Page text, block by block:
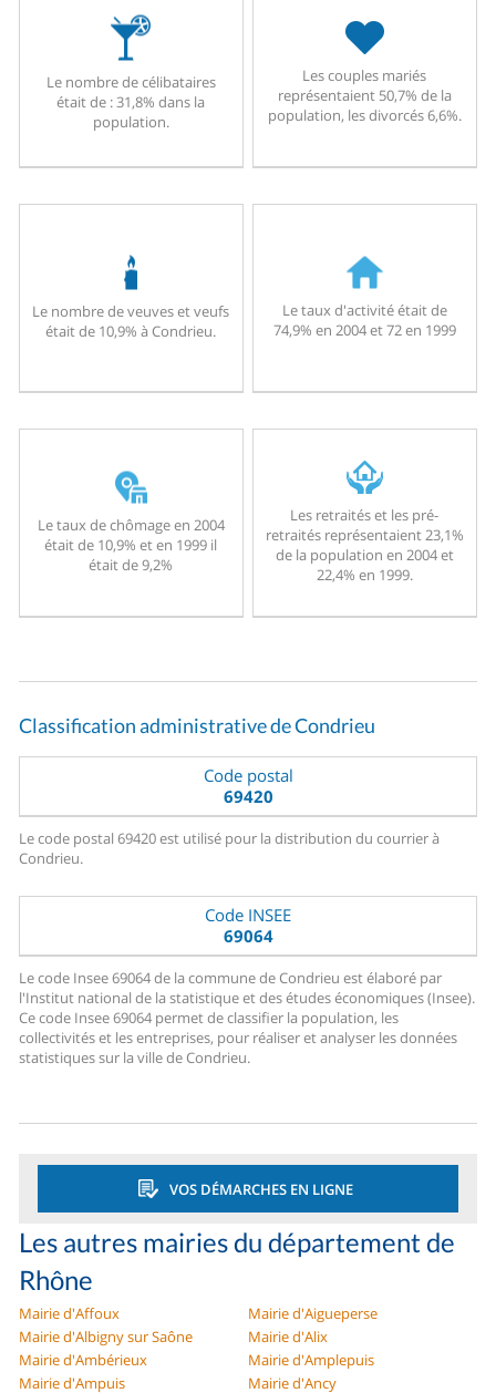
Le nombre de célibataires
était de : 31,8% dans la
population.
Les couples mariés
représentaient 50,7% de la
population, les divorcés 6,6%.
Le nombre de veuves et veufs
était de 10,9% à Condrieu.
Le taux d'activité était de
74,9% en 2004 et 72 en 1999
Le taux de chômage en 2004
était de 10,9% et en 1999 il
était de 9,2%
Les retraités et les pré-
retraités représentaient 23,1%
de la population en 2004 et
22,4% en 1999.
Classification administrative de Condrieu
Code postal
69420
Le code postal 69420 est utilisé pour la distribution du courrier à
Condrieu.
Code INSEE
69064
Le code Insee 69064 de la commune de Condrieu est élaboré par
l'Institut national de la statistique et des études économiques (Insee).
Ce code Insee 69064 permet de classifier la population, les
collectivités et les entreprises, pour réaliser et analyser les données
statistiques sur la ville de Condrieu.
VOS DÉMARCHES EN LIGNE
Les autres mairies du département de
Rhône
Mairie d'Affoux
Mairie d'Aigueperse
Mairie d'Albigny sur Saône
Mairie d'Alix
Mairie d'Ambérieux
Mairie d'Amplepuis
Mairie d'Ampuis
Mairie d'Ancy